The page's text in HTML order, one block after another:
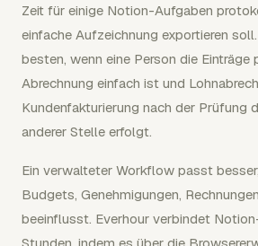
Zeit für einige Notion-Aufgaben
einfache Aufzeichnung exportieren
besten, wenn eine Person die Einträge
Abrechnung einfach ist und
Kundenfakturierung nach der Prüfung
anderer Stelle erfolgt.
Ein verwalteter Workflow passt
Budgets, Genehmigungen,
beeinflusst. Everhour verbindet
Stunden, indem es über die